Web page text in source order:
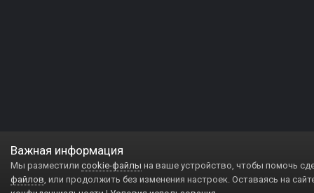
Важная информация
Мы разместили cookie-файлы на ваше устройство, чтобы помочь
файлов, или продолжить без изменения настроек. Оставаясь на